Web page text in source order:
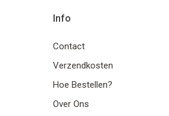
Info
Contact
Verzendkosten
Hoe Bestellen?
Over Ons